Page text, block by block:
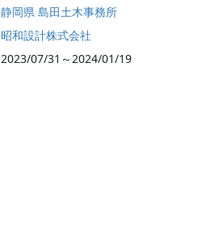
静岡県 島田土木事務所
昭和設計株式会社
2023/07/31～2024/01/19